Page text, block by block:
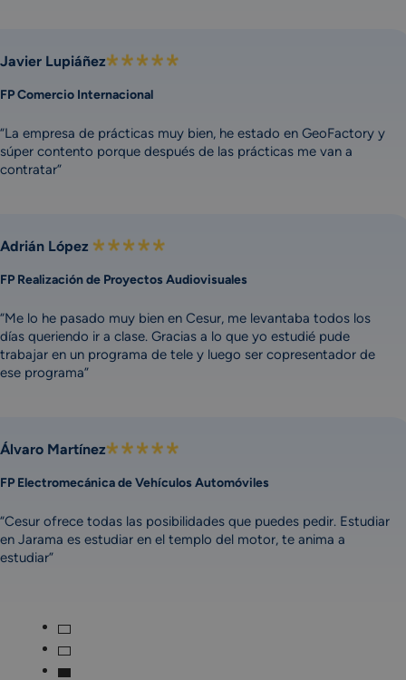
Javier Lupiáñez
FP Comercio Internacional
“La empresa de prácticas muy bien, he estado en GeoFactory y
súper contento porque después de las prácticas me van a
contratar”
Adrián López
FP Realización de Proyectos Audiovisuales
“Me lo he pasado muy bien en Cesur, me levantaba todos los
días queriendo ir a clase. Gracias a lo que yo estudié pude
trabajar en un programa de tele y luego ser copresentador de
ese programa”
Álvaro Martínez
FP Electromecánica de Vehículos Automóviles
“Cesur ofrece todas las posibilidades que puedes pedir. Estudiar
en Jarama es estudiar en el templo del motor, te anima a
estudiar”